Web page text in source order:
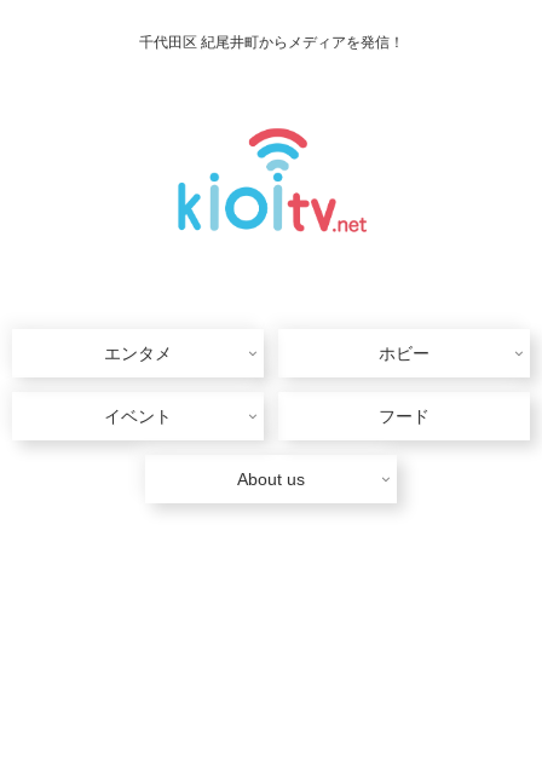
千代田区 紀尾井町からメディアを発信！
エンタメ ホビー
イベント フード
About us